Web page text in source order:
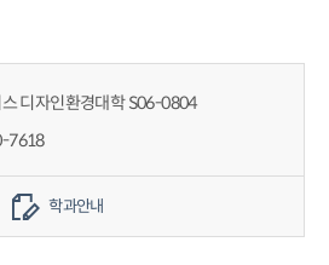
디자인환경대학 S06-0804
7618
학과안내